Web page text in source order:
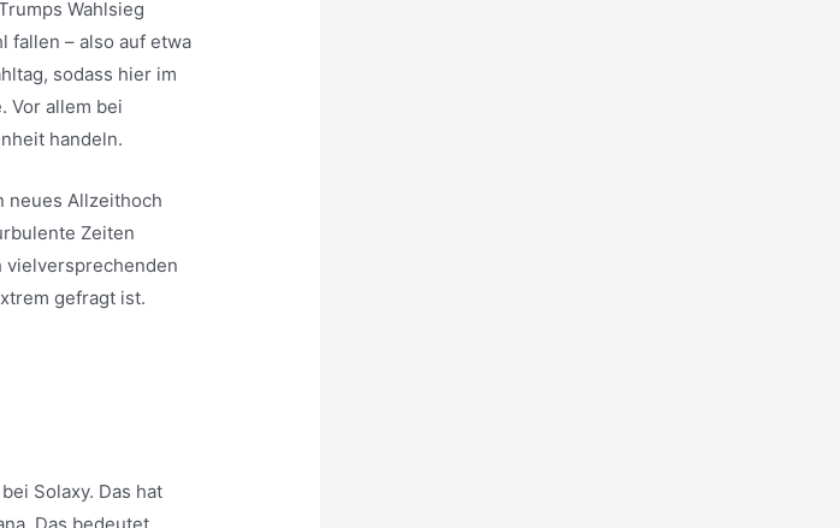
Wahlsieg
fallen – also auf etwa
sodass hier im
Vor allem bei
handeln.
neues Allzeithoch
Zeiten
vielversprechenden
gefragt ist.
Solaxy. Das hat